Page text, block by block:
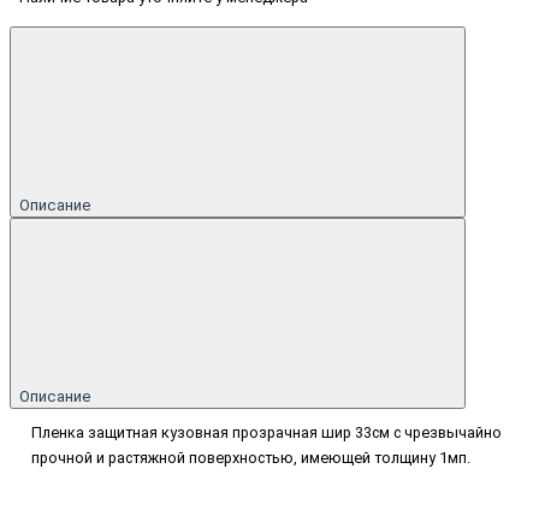
Описание
Описание
Пленка защитная кузовная прозрачная шир 33см с чрезвычайно
прочной и растяжной поверхностью, имеющей толщину 1мп.